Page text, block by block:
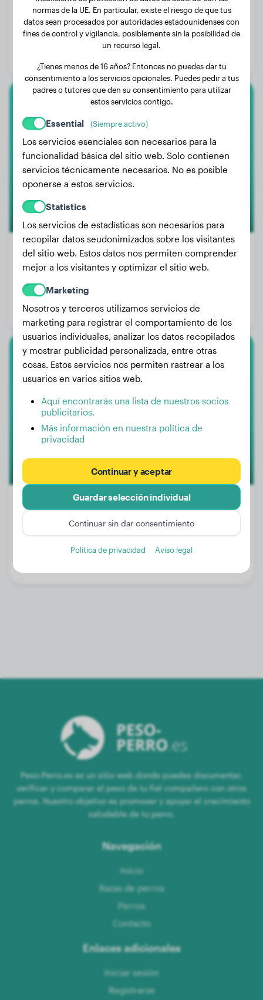
Peso:
5 kg
Género:
Perro macho
Teckel
Brandy
Edad:
Género:
Perro macho
Caniche Grande
Peso:
20 kg
3 años, 3 meses
Peso-Perro.es es un sitio web donde puedes documentar,
verificar y comparar el peso de tu fiel compañero con otros
perros. Nuestro objetivo es promover y apoyar el crecimiento
saludable de tu perro.
Navegación
Inicio
Razas de perros
Perros
Contacto
Enlaces adicionales
Iniciar sesión
Registrarse
normas de la UE. En particular, existe el riesgo de que tus
datos sean procesados por autoridades estadounidenses con
fines de control y vigilancia, posiblemente sin la posibilidad de
un recurso legal.
¿Tienes menos de 16 años? Entonces no puedes dar tu
consentimiento a los servicios opcionales. Puedes pedir a tus
padres o tutores que den su consentimiento para utilizar
estos servicios contigo.
Essential (Siempre activo)
Los servicios esenciales son necesarios para la
funcionalidad básica del sitio web. Solo contienen
servicios técnicamente necesarios. No es posible
oponerse a estos servicios.
Statistics
Los servicios de estadísticas son necesarios para
recopilar datos seudonimizados sobre los visitantes
del sitio web. Estos datos nos permiten comprender
mejor a los visitantes y optimizar el sitio web.
Marketing
Nosotros y terceros utilizamos servicios de
marketing para registrar el comportamiento de los
usuarios individuales, analizar los datos recopilados
y mostrar publicidad personalizada, entre otras
cosas. Estos servicios nos permiten rastrear a los
usuarios en varios sitios web.
Aquí encontrarás una lista de nuestros socios
publicitarios.
Más información en nuestra política de
privacidad
Continuar y aceptar
Guardar selección individual
Continuar sin dar consentimiento
Política de privacidad Aviso legal